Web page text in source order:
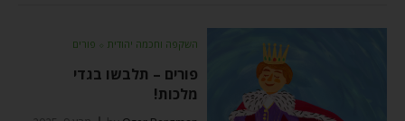
השקפה וחכמה יהודית ⬦ פורים
פורים – תלבשו בגדי
מלכות!